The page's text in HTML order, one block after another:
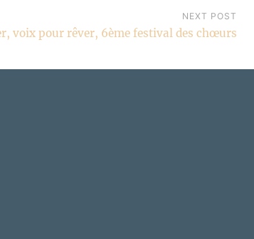
NEXT POST
voix pour rêver, 6ème festival des chœurs